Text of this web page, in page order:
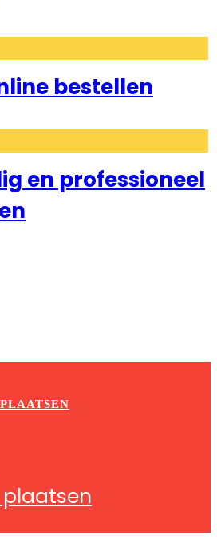
bestellen
en professioneel